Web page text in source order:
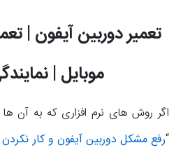
تعمیر دوربین آیفون |
موبایل |
اگر روش های نرم افزاری که به آن ها
“رفع مشکل دوربین آیفون و کار